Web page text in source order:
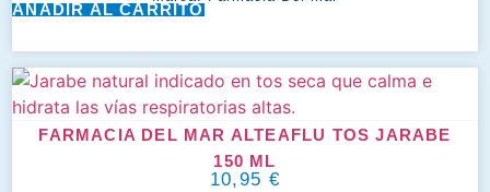
AÑADIR AL CARRITO
FARMACIA DEL MAR ALTEAFLU TOS JARABE
150 ML
10,95 €